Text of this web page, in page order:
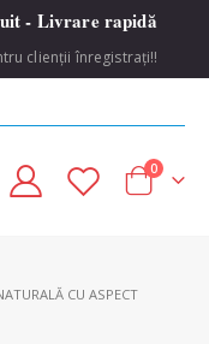
- Livrare rapidă
clienții înregistrați!!
Cart
0items
CU ASPECT